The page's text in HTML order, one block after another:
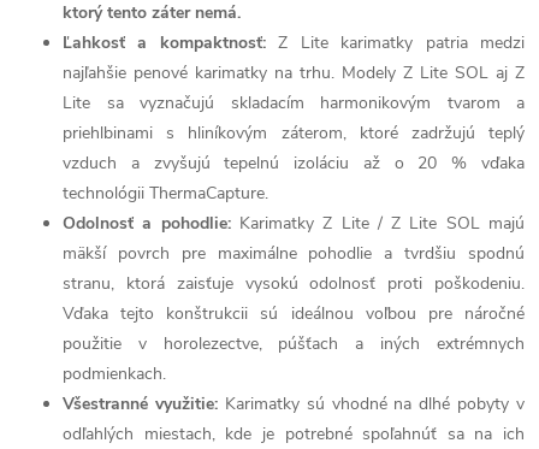
ktorý tento záter nemá.
Ľahkosť a kompaktnosť:Z Lite karimatky patria medzi
najľahšie penové karimatky na trhu. Modely Z Lite SOL aj Z
Lite sa vyznačujú skladacím harmonikovým tvarom a
priehlbinami s hliníkovým záterom, ktoré zadržujú teplý
vzduch a zvyšujú tepelnú izoláciu až o 20 % vďaka
technológii ThermaCapture.
Odolnosť a pohodlie: Karimatky Z Lite / Z Lite SOL majú
mäkší povrch pre maximálne pohodlie a tvrdšiu spodnú
stranu, ktorá zaisťuje vysokú odolnosť proti poškodeniu.
Vďaka tejto konštrukcii sú ideálnou voľbou pre náročné
použitie v horolezectve, púšťach a iných extrémnych
podmienkach.
Všestranné využitie: Karimatky sú vhodné na dlhé pobyty v
odľahlých miestach, kde je potrebné spoľahnúť sa na ich